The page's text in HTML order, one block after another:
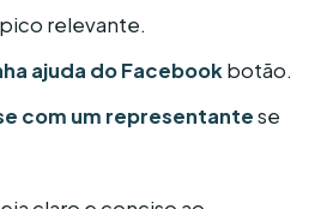
relevante.
ajuda do Facebookbotão.
com um representantese